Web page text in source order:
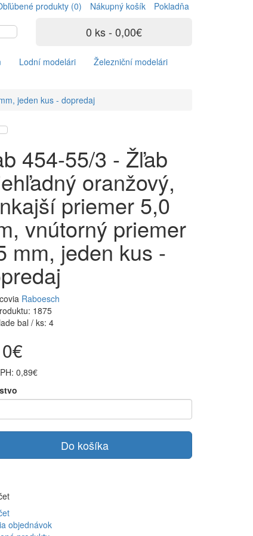
produkty (0) Nákupný košík Pokladňa
0 ks - 0,00€
Lodní modelári Železniční modelári
jeden kus - dopredaj
454-55/3 - Žľab
oranžový,
priemer 5,0
vnútorný priemer
mm, jeden kus -
Raboesch
1875
bal / ks: 4
0,89€
Do košíka
objednávok